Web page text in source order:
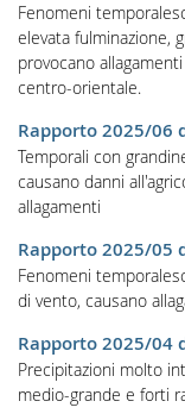
Fenomeni
elevata fulminazione,
provocano
centro-orientale.
Rapporto 2025/06
Temporali con
causano danni
allagamenti
Rapporto 2025/05
Fenomeni
di vento, causano
Rapporto 2025/04
Precipitazioni molto
medio-grande e forti